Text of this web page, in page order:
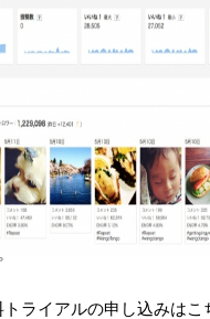
トライアルの申し込みは